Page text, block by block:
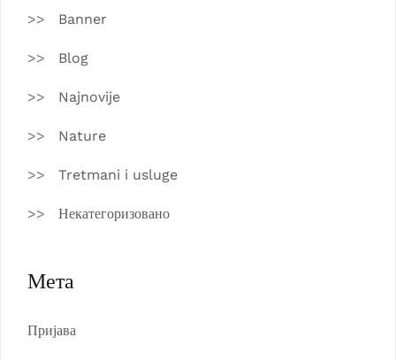
Banner
Blog
Najnovije
Nature
Tretmani i usluge
Некатегоризовано
Мета
Пријава